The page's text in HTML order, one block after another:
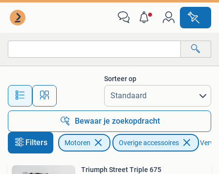
Alle afstanden…
Sorteer op
Bewaar je zoekopdracht
Filters Motoren Overige accessoires
Triumph Street Triple 675